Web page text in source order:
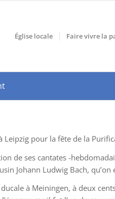
Église locale Faire vivre la
pour la fête de la
de ses cantates -
Johann Ludwig Bach,
à Meiningen, à deux